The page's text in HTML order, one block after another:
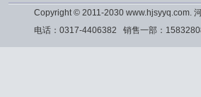
Copyright © 2011-2030 www.hjsyyq.com.
电话：0317-4406382 销售一部：